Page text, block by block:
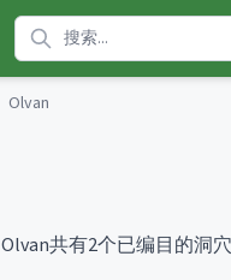
Olvan
Olvan共有2个已编目的洞